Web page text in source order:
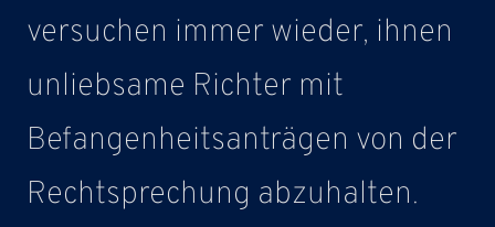
versuchen immer wieder, ihnen
unliebsame Richter mit
Befangenheitsanträgen von der
Rechtsprechung abzuhalten.